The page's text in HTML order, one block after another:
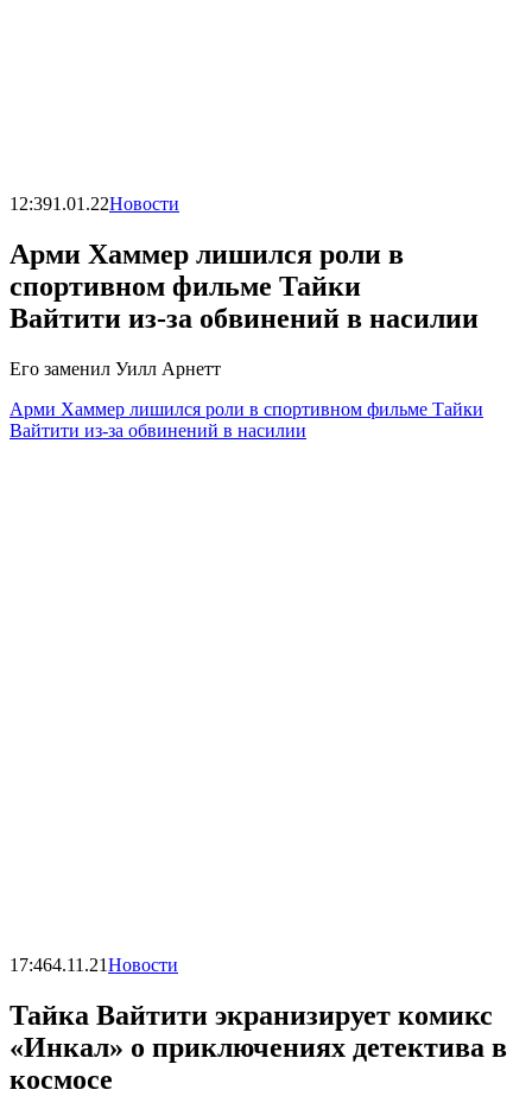
12:391.01.22Новости
Арми Хаммер лишился роли в
спортивном фильме Тайки
Вайтити из-за обвинений в насилии
Его заменил Уилл Арнетт
Арми Хаммер лишился роли в спортивном фильме Тайки
Вайтити из-за обвинений в насилии
17:464.11.21Новости
Тайка Вайтити экранизирует комикс
«Инкал» о приключениях детектива в
космосе